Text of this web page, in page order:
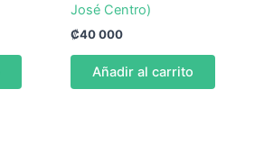
José Centro)
₡40 000
Añadir al carrito